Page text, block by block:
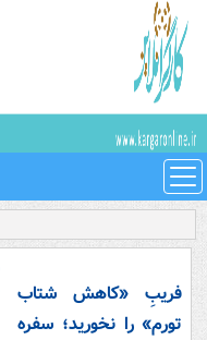
فریبِ «کاهش شتاب
تورم» را نخورید؛ سفره